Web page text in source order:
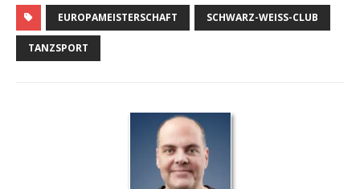
EUROPAMEISTERSCHAFT SCHWARZ-WEISS-CLUB
TANZSPORT